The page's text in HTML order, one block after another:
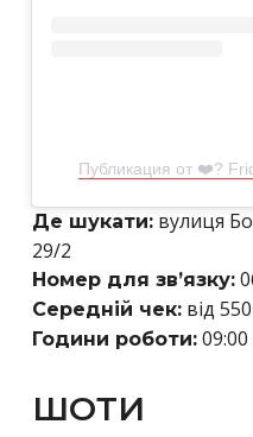
Публикация от ❤️‍?
Де шукати: вулиця
29/2
Номер для зв’язку:
Середній чек: від
Години роботи: 09:00
ШОТИ